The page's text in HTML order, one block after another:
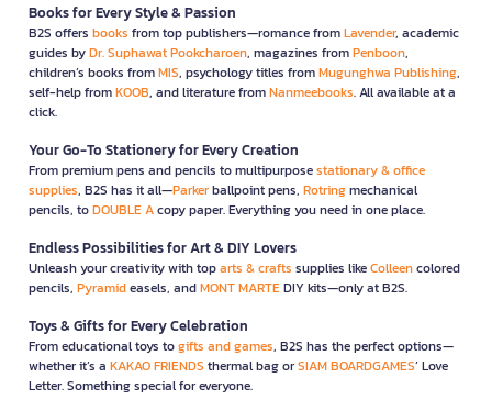
Books for Every Style & Passion
B2S offers books from top publishers—romance fromLavender, academic
guides byDr. Suphawat Pookcharoen, magazines fromPenboon,
children’s books fromMIS, psychology titles fromMugunghwa Publishing,
self-help fromKOOB, and literature fromNanmeebooks. All available at a
click.
Your Go-To Stationery for Every Creation
From premium pens and pencils to multipurposestationary & office
supplies, B2S has it all—Parkerballpoint pens, Rotringmechanical
pencils, toDOUBLE Acopy paper. Everything you need in one place.
Endless Possibilities for Art & DIY Lovers
Unleash your creativity with toparts & crafts supplies likeColleencolored
pencils, Pyramideasels, andMONT MARTEDIY kits—only at B2S.
Toys & Gifts for Every Celebration
From educational toys togifts and games, B2S has the perfect options—
whether it’s a KAKAO FRIENDS thermal bag orSIAM BOARDGAMES’ Love
Letter. Something special for everyone.